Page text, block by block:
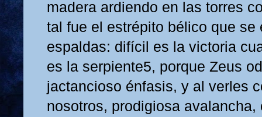
madera ardiendo en las torres
tal fue el estrépito bélico que se
espaldas: difícil es la victoria
es la serpiente5, porque Zeus
jactancioso énfasis, y al verles
nosotros, prodigiosa avalancha,